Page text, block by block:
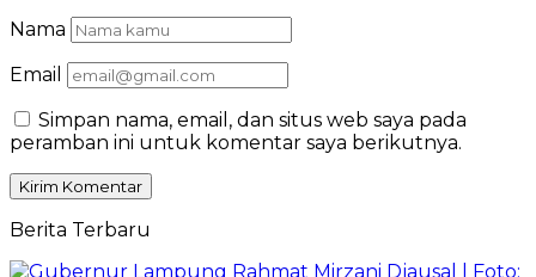
Nama
Email
Simpan nama, email, dan situs web saya pada
peramban ini untuk komentar saya berikutnya.
Berita Terbaru